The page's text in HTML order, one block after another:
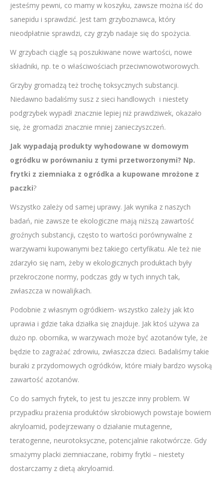
jesteśmy pewni, co mamy w koszyku, zawsze można iść do
sanepidu i sprawdzić. Jest tam grzyboznawca, który
nieodpłatnie sprawdzi, czy grzyb nadaje się do spożycia.
W grzybach ciągle są poszukiwane nowe wartości, nowe
składniki, np. te o właściwościach przeciwnowotworowych.
Grzyby gromadzą też trochę toksycznych substancji.
Niedawno badaliśmy susz z sieci handlowych i niestety
podgrzybek wypadł znacznie lepiej niż prawdziwek, okazało
się, że gromadzi znacznie mniej zanieczyszczeń.
Jak wypadają produkty wyhodowane w domowym
ogródku w porównaniu z tymi przetworzonymi? Np.
frytki z ziemniaka z ogródka a kupowane mrożone z
paczki?
Wszystko zależy od samej uprawy. Jak wynika z naszych
badań, nie zawsze te ekologiczne mają niższą zawartość
groźnych substancji, często to wartości porównywalne z
warzywami kupowanymi bez takiego certyfikatu. Ale też nie
zdarzyło się nam, żeby w ekologicznych produktach były
przekroczone normy, podczas gdy w tych innych tak,
zwłaszcza w nowalijkach.
Podobnie z własnym ogródkiem- wszystko zależy jak kto
uprawia i gdzie taka działka się znajduje. Jak ktoś używa za
dużo np. obornika, w warzywach może być azotanów tyle, że
będzie to zagrażać zdrowiu, zwłaszcza dzieci. Badaliśmy takie
buraki z przydomowych ogródków, które miały bardzo wysoką
zawartość azotanów.
Co do samych frytek, to jest tu jeszcze inny problem. W
przypadku prażenia produktów skrobiowych powstaje bowiem
akryloamid, podejrzewany o działanie mutagenne,
teratogenne, neurotoksyczne, potencjalnie rakotwórcze. Gdy
smażymy placki ziemniaczane, robimy frytki – niestety
dostarczamy z dietą akryloamid.